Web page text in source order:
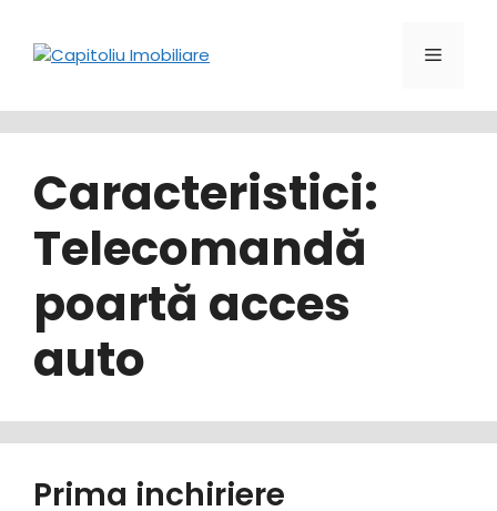
conținut
Meniu
Caracteristici:
Telecomandă
poartă acces
auto
Prima inchiriere